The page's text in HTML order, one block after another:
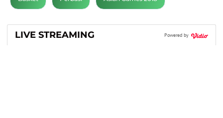
LIVE STREAMING Powered by